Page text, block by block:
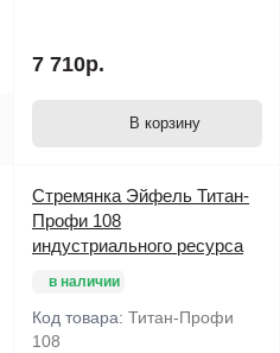
7 710р.
В корзину
Стремянка Эйфель Титан-
Профи 108
индустриального ресурса
в наличии
Код товара: Титан-Профи
108